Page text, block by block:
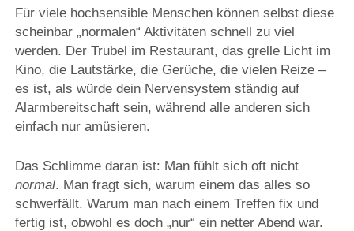
Für viele hochsensible Menschen können selbst diese
scheinbar „normalen“ Aktivitäten schnell zu viel
werden. Der Trubel im Restaurant, das grelle Licht im
Kino, die Lautstärke, die Gerüche, die vielen Reize –
es ist, als würde dein Nervensystem ständig auf
Alarmbereitschaft sein, während alle anderen sich
einfach nur amüsieren.
Das Schlimme daran ist: Man fühlt sich oft nicht
normal. Man fragt sich, warum einem das alles so
schwerfällt. Warum man nach einem Treffen fix und
fertig ist, obwohl es doch „nur“ ein netter Abend war.